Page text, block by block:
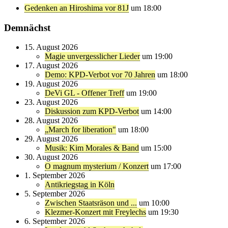
Gedenken an Hiroshima vor 81J um 18:00
Demnächst
15. August 2026
Magie unvergesslicher Lieder um 19:00
17. August 2026
Demo: KPD-Verbot vor 70 Jahren um 18:00
19. August 2026
DeVi GL - Offener Treff um 19:00
23. August 2026
Diskussion zum KPD-Verbot um 14:00
28. August 2026
„March for liberation" um 18:00
29. August 2026
Musik: Kim Morales & Band um 15:00
30. August 2026
O magnum mysterium / Konzert um 17:00
1. September 2026
Antikriegstag in Köln
5. September 2026
Zwischen Staatsräson und ... um 10:00
Klezmer-Konzert mit Freylechs um 19:30
6. September 2026